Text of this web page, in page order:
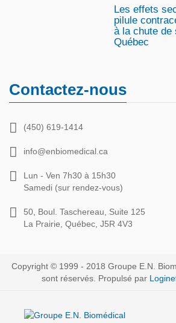
Les effets
pilule
à la chute de
Québec
Contactez-nous
(450) 619-1414
info@enbiomedical.ca
Lun - Ven 7h30 à 15h30
Samedi (sur rendez-vous)
50, Boul. Taschereau, Suite 125
La Prairie, Québec, J5R 4V3
Copyright © 1999 - 2018 Groupe E.N.
sont réservés. Propulsé par